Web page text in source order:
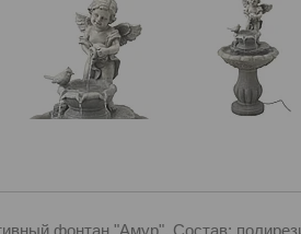
фонтан "Амур". Состав: